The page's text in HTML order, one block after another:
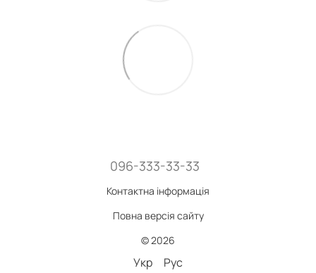
096-333-33-33
Контактна інформація
Повна версія сайту
© 2026
Укр Рус